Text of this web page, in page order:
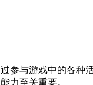
参与游戏中的各种
力至关重要。